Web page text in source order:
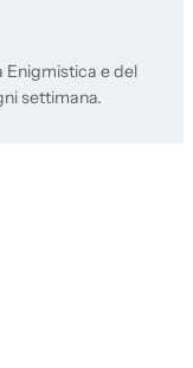
Enigmistica e del
settimana.